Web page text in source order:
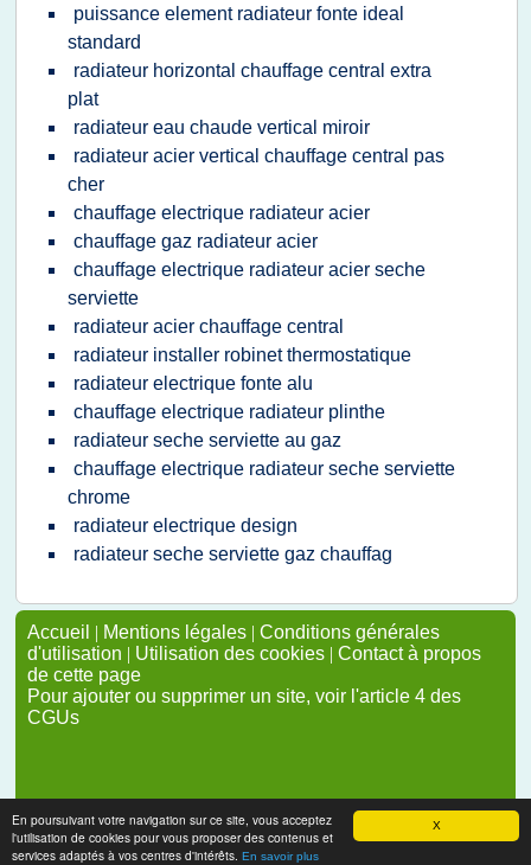
X
En poursuivant votre navigation sur ce site, vous acceptez
l'utilisation de cookies pour vous proposer des contenus et
services adaptés à vos centres d'intérêts. En savoir plus
puissance element radiateur fonte ideal
standard
radiateur horizontal chauffage central extra
plat
radiateur eau chaude vertical miroir
radiateur acier vertical chauffage central pas
cher
chauffage electrique radiateur acier
chauffage gaz radiateur acier
chauffage electrique radiateur acier seche
serviette
radiateur acier chauffage central
radiateur installer robinet thermostatique
radiateur electrique fonte alu
chauffage electrique radiateur plinthe
radiateur seche serviette au gaz
chauffage electrique radiateur seche serviette
chrome
radiateur electrique design
radiateur seche serviette gaz chauffag
Accueil | Mentions légales | Conditions générales
d'utilisation | Utilisation des cookies | Contact à propos
de cette page
Pour ajouter ou supprimer un site, voir l'article 4 des
CGUs